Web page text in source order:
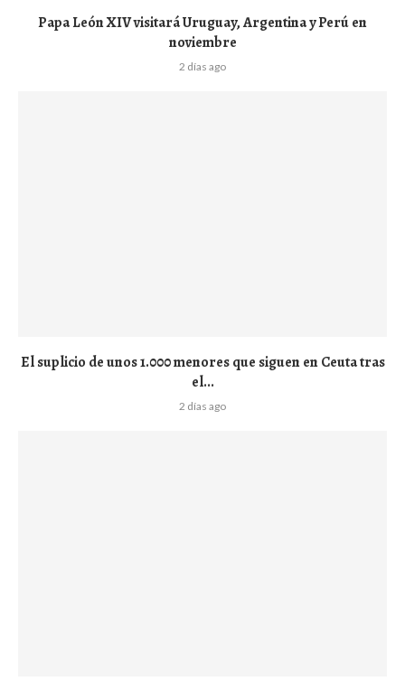
Papa León XIV visitará Uruguay, Argentina y Perú en
noviembre
2 días ago
El suplicio de unos 1.000 menores que siguen en Ceuta tras
el...
2 días ago